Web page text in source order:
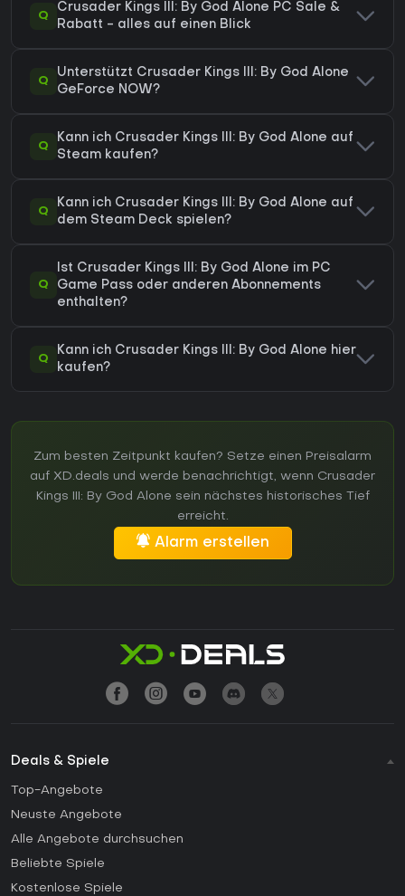
Q
Crusader Kings III: By God Alone PC Sale &
Rabatt - alles auf einen Blick
Q
Unterstützt Crusader Kings III: By God Alone
GeForce NOW?
Q
Kann ich Crusader Kings III: By God Alone auf
Steam kaufen?
Q
Kann ich Crusader Kings III: By God Alone auf
dem Steam Deck spielen?
Q
Ist Crusader Kings III: By God Alone im PC
Game Pass oder anderen Abonnements
enthalten?
Q
Kann ich Crusader Kings III: By God Alone hier
kaufen?
Zum besten Zeitpunkt kaufen? Setze einen Preisalarm
auf XD.deals und werde benachrichtigt, wenn Crusader
Kings III: By God Alone sein nächstes historisches Tief
erreicht.
Alarm erstellen
Deals & Spiele
Top-Angebote
Neuste Angebote
Alle Angebote durchsuchen
Beliebte Spiele
Kostenlose Spiele